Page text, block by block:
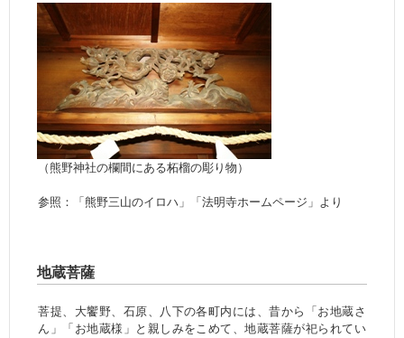
（熊野神社の欄間にある柘榴の彫り物）
参照：「熊野三山のイロハ」「法明寺ホームページ」より
地蔵菩薩
菩提、大饗野、石原、八下の各町内には、昔から「お地蔵さ
ん」「お地蔵様」と親しみをこめて、地蔵菩薩が祀られてい